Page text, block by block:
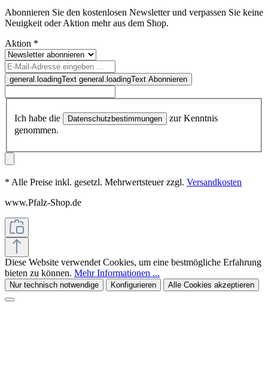
Abonnieren Sie den kostenlosen Newsletter und verpassen Sie keine
Neuigkeit oder Aktion mehr aus dem Shop.
Aktion *
general.loadingText general.loadingText Abonnieren
Ich habe die Datenschutzbestimmungen
zur Kenntnis
genommen.
* Alle Preise inkl. gesetzl. Mehrwertsteuer zzgl. Versandkosten
www.Pfalz-Shop.de
Diese Website verwendet Cookies, um eine bestmögliche Erfahrung
bieten zu können. Mehr Informationen ...
Nur technisch notwendige Konfigurieren Alle Cookies akzeptieren